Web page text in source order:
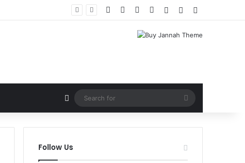
Facebook YouTubeInstagram
Log InRandom Article
Random Article
Search
for
Follow Us